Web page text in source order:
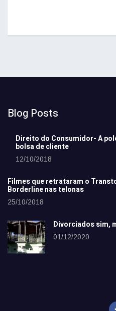
Blog Posts
Direito do Consumidor- A
bolsa de cliente
12/10/2018
Filmes que retrataram o
Borderline nas telonas
25/10/2018
Divorciados sim,
01/12/2020